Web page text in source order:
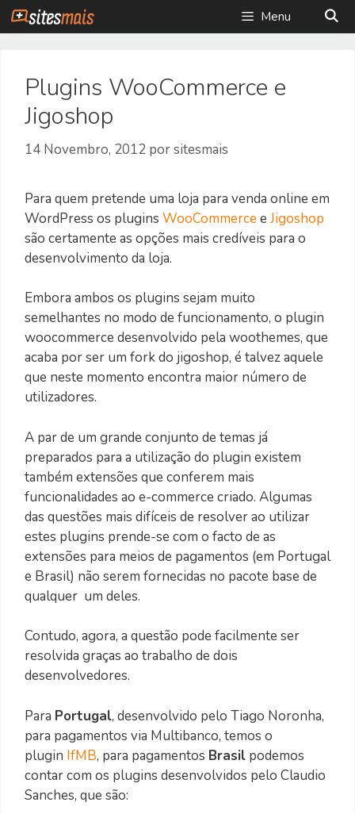
Saltar
para
Menu
Plugins WooCommerce e
Jigoshop
14 Novembro, 2012 porsitesmais
Para quem pretende uma loja para venda online em
WordPress os plugins WooCommercee Jigoshop
são certamente as opções mais credíveis para o
desenvolvimento da loja.
Embora ambos os plugins sejam muito
semelhantes no modo de funcionamento, o plugin
woocommerce desenvolvido pela woothemes, que
acaba por ser um fork do jigoshop, é talvez aquele
que neste momento encontra maior número de
utilizadores.
A par de um grande conjunto de temas já
preparados para a utilização do plugin existem
também extensões que conferem mais
funcionalidades ao e-commerce criado. Algumas
das questões mais difíceis de resolver ao utilizar
estes plugins prende-se com o facto de as
extensões para meios de pagamentos (em Portugal
e Brasil) não serem fornecidas no pacote base de
qualquer um deles.
Contudo, agora, a questão pode facilmente ser
resolvida graças ao trabalho de dois
desenvolvedores.
Para Portugal, desenvolvido pelo Tiago Noronha,
para pagamentos via Multibanco, temos o
plugin IfMB, para pagamentos Brasil podemos
contar com os plugins desenvolvidos pelo Claudio
Sanches, que são: